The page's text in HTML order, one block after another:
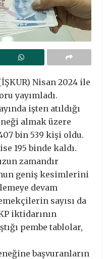
Nisan 2024 ile
yayımladı.
işten atıldığı
almak üzere
bin 539 kişi oldu.
195 binde kaldı.
zamandır
geniş kesimlerini
devam
sayısı da
iktidarının
pembe tablolar,
başvuranların